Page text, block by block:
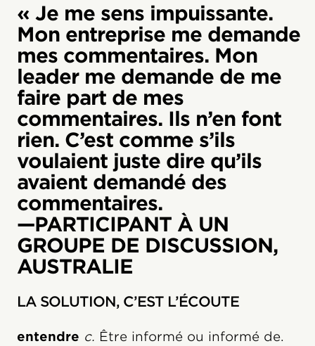
« Je me sens impuissante.
Mon entreprise me demande
mes commentaires. Mon
leader me demande de me
faire part de mes
commentaires. Ils n’en font
rien. C’est comme s’ils
voulaient juste dire qu’ils
avaient demandé des
commentaires.
—PARTICIPANT À UN
GROUPE DE DISCUSSION,
AUSTRALIE
LA SOLUTION, C’EST L’ÉCOUTE
entendre c. Être informé ou informé de.